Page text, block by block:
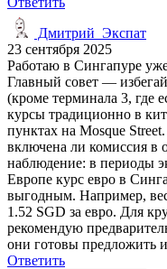
Дмитрий_Экспат
23 сентября 2025
Работаю в Сингапуре
Главный совет —
(кроме терминала 3, где
курсы традиционно в
пунктах на Mosque
включена ли комиссия в
наблюдение: в периоды
Европе курс евро в
выгодным. Например,
1.52 SGD за евро. Для
рекомендую
они готовы предложить
Ответить